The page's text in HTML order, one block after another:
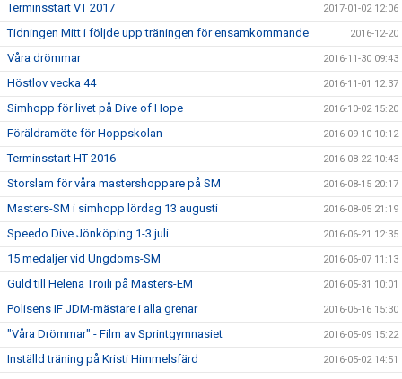
Terminsstart VT 2017 2017-01-02 12:06
Tidningen Mitt i följde upp träningen för ensamkommande 2016-12-20
Våra drömmar 2016-11-30 09:43
Höstlov vecka 44 2016-11-01 12:37
Simhopp för livet på Dive of Hope 2016-10-02 15:20
Föräldramöte för Hoppskolan 2016-09-10 10:12
Terminsstart HT 2016 2016-08-22 10:43
Storslam för våra mastershoppare på SM 2016-08-15 20:17
Masters-SM i simhopp lördag 13 augusti 2016-08-05 21:19
Speedo Dive Jönköping 1-3 juli 2016-06-21 12:35
15 medaljer vid Ungdoms-SM 2016-06-07 11:13
Guld till Helena Troili på Masters-EM 2016-05-31 10:01
Polisens IF JDM-mästare i alla grenar 2016-05-16 15:30
"Våra Drömmar" - Film av Sprintgymnasiet 2016-05-09 15:22
Inställd träning på Kristi Himmelsfärd 2016-05-02 14:51